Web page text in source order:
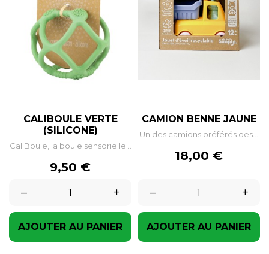
CALIBOULE VERTE
(SILICONE)
CaliBoule, la boule sensorielle...
Prix
9,50 €
–
+
AJOUTER AU PANIER
CAMION BENNE JAUNE
Un des camions préférés des...
Prix
18,00 €
– +
AJOUTER AU PANIER